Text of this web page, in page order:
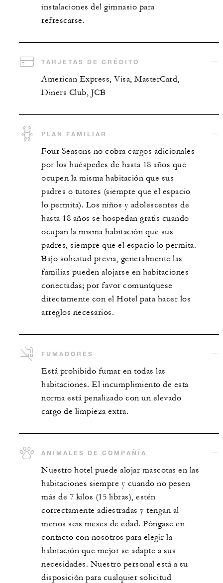
instalaciones del gimnasio para
refrescarse.
TARJETAS DE CRÉDITO
American Express, Visa, MasterCard,
Diners Club, JCB
PLAN FAMILIAR
Four Seasons no cobra cargos adicionales
por los huéspedes de hasta 18 años que
ocupen la misma habitación que sus
padres o tutores (siempre que el espacio
lo permita). Los niños y adolescentes de
hasta 18 años se hospedan gratis cuando
ocupan la misma habitación que sus
padres, siempre que el espacio lo permita.
Bajo solicitud previa, generalmente las
familias pueden alojarse en habitaciones
conectadas; por favor comuníquese
directamente con el Hotel para hacer los
arreglos necesarios.
FUMADORES
Está prohibido fumar en todas las
habitaciones. El incumplimiento de esta
norma está penalizado con un elevado
cargo de limpieza extra.
ANIMALES DE COMPAÑÍA
Nuestro hotel puede alojar mascotas en las
habitaciones siempre y cuando no pesen
más de 7 kilos (15 libras), estén
correctamente adiestradas y tengan al
menos seis meses de edad. Póngase en
contacto con nosotros para elegir la
habitación que mejor se adapte a sus
necesidades. Nuestro personal está a su
disposición para cualquier solicitud